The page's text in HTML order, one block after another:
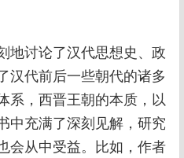
地讨论了汉代思想史、政
汉代前后一些朝代的诸多
系，西晋王朝的本质，以
中充满了深刻见解，研究
会从中受益。比如，作者